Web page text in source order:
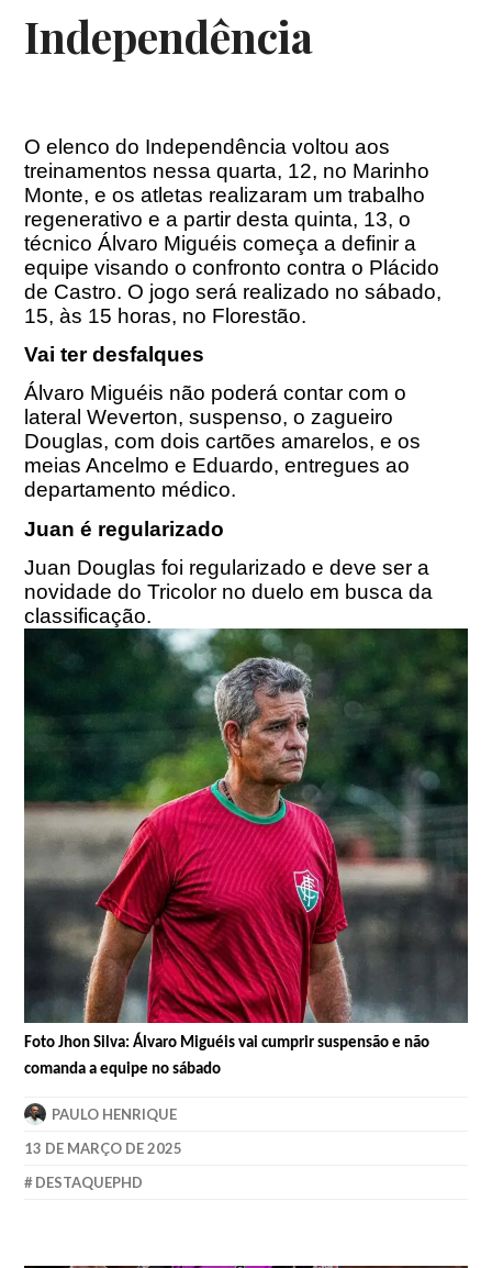
Independência
O elenco do Independência voltou aos
treinamentos nessa quarta, 12, no Marinho
Monte, e os atletas realizaram um trabalho
regenerativo e a partir desta quinta, 13, o
técnico Álvaro Miguéis começa a definir a
equipe visando o confronto contra o Plácido
de Castro. O jogo será realizado no sábado,
15, às 15 horas, no Florestão.
Vai ter desfalques
Álvaro Miguéis não poderá contar com o
lateral Weverton, suspenso, o zagueiro
Douglas, com dois cartões amarelos, e os
meias Ancelmo e Eduardo, entregues ao
departamento médico.
Juan é regularizado
Juan Douglas foi regularizado e deve ser a
novidade do Tricolor no duelo em busca da
classificação.
Foto Jhon Silva: Álvaro Miguéis vai cumprir suspensão e não
comanda a equipe no sábado
PAULO HENRIQUE
13 DE MARÇO DE 2025
DESTAQUEPHD